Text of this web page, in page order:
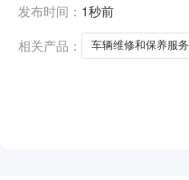
发布时间： 1秒前
相关产品：
车辆维修和保养服务